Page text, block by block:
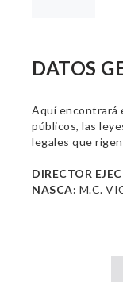
DATOS
Aquí encontrará
públicos, las
legales que
DIRECTOR
NASCA: M.C.